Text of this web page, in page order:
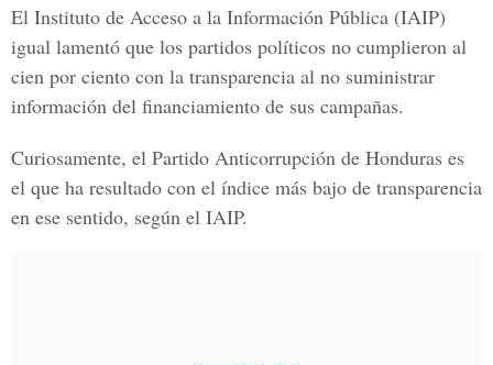
El Instituto de Acceso a la Información Pública (IAIP)
igual lamentó que los partidos políticos no cumplieron al
cien por ciento con la transparencia al no suministrar
información del financiamiento de sus campañas.
Curiosamente, el Partido Anticorrupción de Honduras es
el que ha resultado con el índice más bajo de transparencia
en ese sentido, según el IAIP.